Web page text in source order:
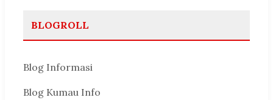
BLOGROLL
Blog Informasi
Blog Kumau Info